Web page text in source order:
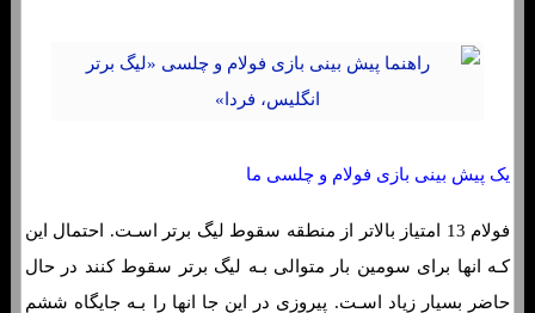
یک پیش بینی بازی فولام و چلسی ما
فولام 13 امتیاز بالاتر از منطقه سقوط لیگ برتر اسـت. احتمال این
کـه انها برای سومین بار متوالی بـه لیگ برتر سقوط کنند در حال
حاضر بسیار زیاد اسـت. پیروزی در این جا انها را بـه جایگاه ششم